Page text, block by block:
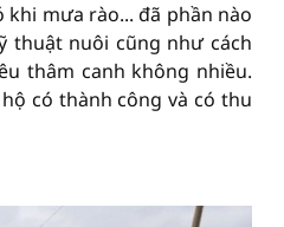
mưa rào... đã phần nào
thuật nuôi cũng như cách
thâm canh không nhiều.
có thành công và có thu